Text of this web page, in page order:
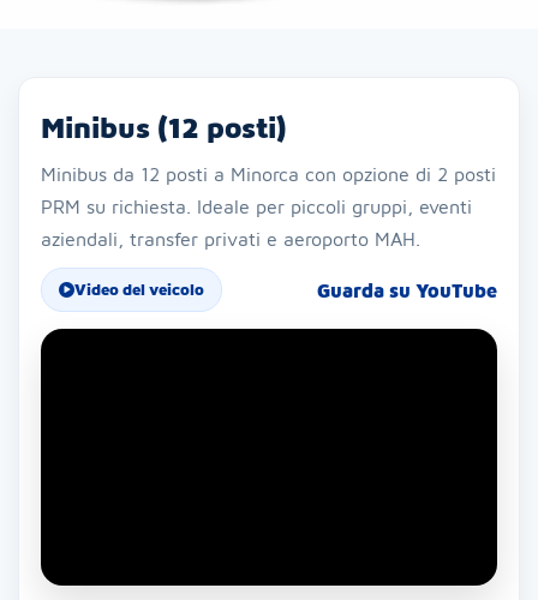
Minibus (12 posti)
Minibus da 12 posti a Minorca con opzione di 2 posti
PRM su richiesta. Ideale per piccoli gruppi, eventi
aziendali, transfer privati e aeroporto MAH.
Video del veicolo Guarda su YouTube